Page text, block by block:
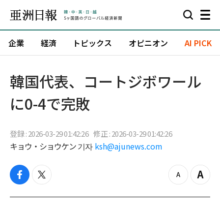
企業 経済 トピックス オピニオン AI PICK
韓国代表、コートジボワール
に0-4で完敗
登録 : 2026-03-29 01:42:26 修正 : 2026-03-29 01:42:26
キョウ・ショウケン 기자 ksh@ajunews.com
f
c
t
i
z
o
Z
o